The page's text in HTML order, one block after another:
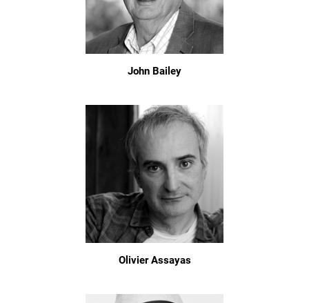
John Bailey
Olivier Assayas